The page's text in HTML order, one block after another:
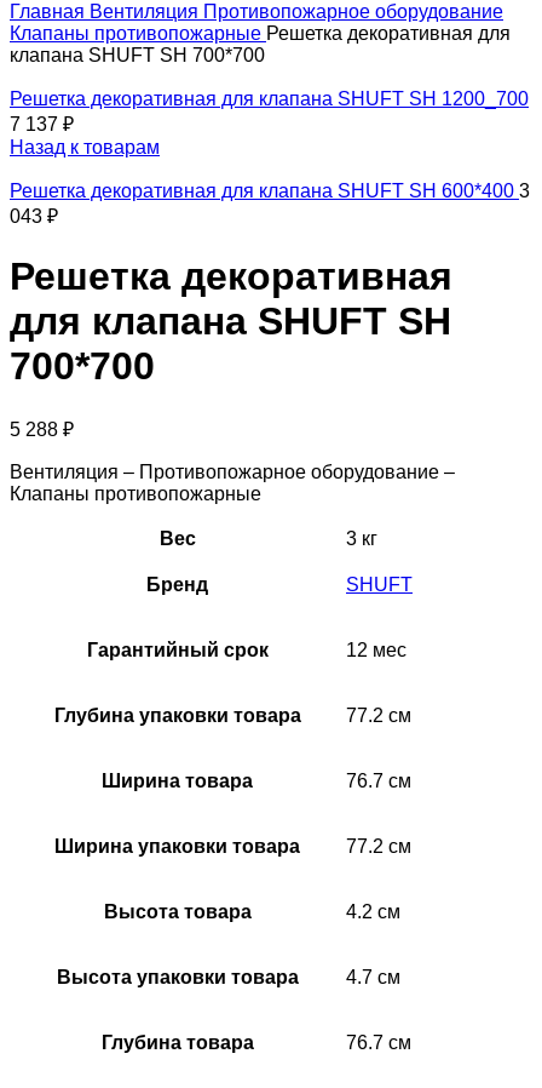
Главная Вентиляция Противопожарное оборудование
Клапаны противопожарные Решетка декоративная для
клапана SHUFT SH 700*700
Решетка декоративная для клапана SHUFT SH 1200_700
7 137 ₽
Назад к товарам
Решетка декоративная для клапана SHUFT SH 600*400 3
043 ₽
Решетка декоративная
для клапана SHUFT SH
700*700
5 288 ₽
Вентиляция – Противопожарное оборудование –
Клапаны противопожарные
Вес 3 кг
Бренд SHUFT
Гарантийный срок 12 мес
Глубина упаковки товара 77.2 см
Ширина товара 76.7 см
Ширина упаковки товара 77.2 см
Высота товара 4.2 см
Высота упаковки товара 4.7 см
Глубина товара 76.7 см